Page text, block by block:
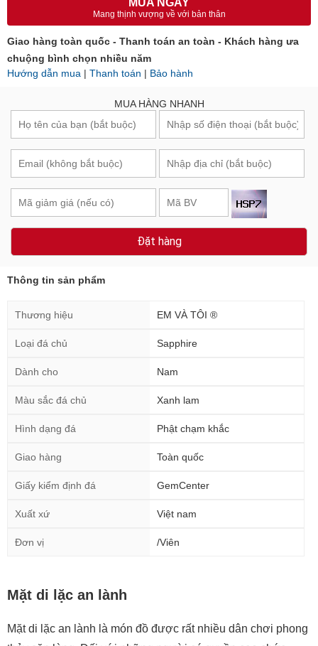
MUA NGAY
Mang thịnh vượng về với bản thân
Giao hàng toàn quốc - Thanh toán an toàn - Khách hàng ưa
chuộng bình chọn nhiều năm
Hướng dẫn mua | Thanh toán | Bảo hành
MUA HÀNG NHANH
Đặt hàng
Thông tin sản phẩm
Thương hiệu EM VÀ TÔI ®
Loại đá chủ Sapphire
Dành cho Nam
Màu sắc đá chủ Xanh lam
Hình dạng đá Phật chạm khắc
Giao hàng Toàn quốc
Giấy kiểm định đá GemCenter
Xuất xứ Việt nam
Đơn vị /Viên
Mặt di lặc an lành
Mặt di lặc an lành là món đồ được rất nhiều dân chơi phong